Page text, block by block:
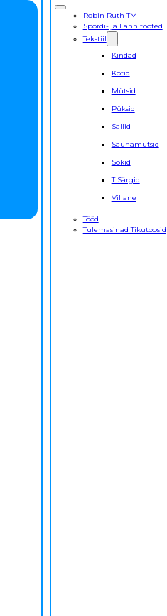
Robin Ruth TM
Spordi- ja Fännitooted
Tekstiil
Kindad
Kotid
Mütsid
Püksid
Sallid
Saunamütsid
Sokid
T Särgid
Villane
Tööd
Tulemasinad Tikutoosid